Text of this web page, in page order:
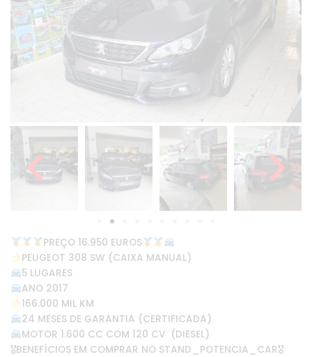
PREÇO 16.950 EUROS
PEUGEOT 308 SW (CAIXA MANUAL)
5 LUGARES
ANO 2017
166.000 MIL KM
24 MESES DE GARANTIA (CERTIFICADA)
MOTOR 1.600 CC COM 120 CV (DIESEL)
🎖BENEFÍCIOS EM COMPRAR NO STAND_POTENCIA_CAR🎖